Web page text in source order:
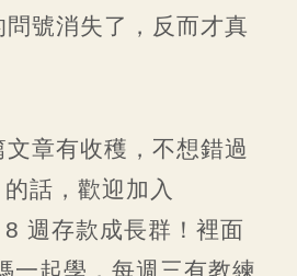
號消失了，反而才真
章有收穫，不想錯過
話，歡迎加入
週存款成長群！裡面
一起學，每週三有教練